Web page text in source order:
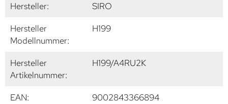
Hersteller:
SIRO
Hersteller
Modellnummer:
H199
Hersteller
Artikelnummer:
H199/A4RU2K
EAN:
9002843366894